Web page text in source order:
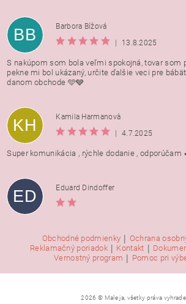
BB
Barbora Bížová
|
13.8.2025
S nakúpom som bola veľmi spokojná, tovar som
pekne mi bol ukázaný, určite ďalšie veci pre
danom obchode 🩵🩶
KH
Kamila Harmanovà
|
4.7.2025
Super komunikácia , rýchle dodanie , odporúčam
ED Eduard Dindoffer
Obchodné podmienky | Ochrana
Reklamačný poriadok | Kontakt |
Vernostný program | Pomoc pri
2026 © Male ja, všetky práva